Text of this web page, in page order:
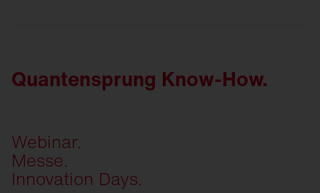
Quantensprung Know-How.
Webinar.
Messe.
Innovation Days.